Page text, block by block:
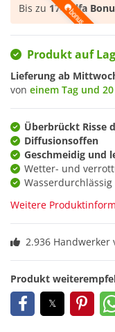
Bis zu 174 Alfa
Produkt auf
Lieferung ab
von einem Tag und
Überbrückt Risse
Diffusionsoffen
Geschmeidig und
Wetter- und
Wasserdurchlässig
Weitere
2.936
Produkt